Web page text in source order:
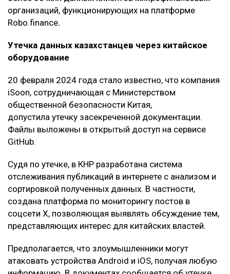
организаций, функционирующих на платформе
Robo.finance.
Утечка данных казахстанцев через китайское
оборудование
20 февраля 2024 года стало известно, что компания
iSoon, сотрудничающая с Министерством
общественной безопасности Китая,
допустила утечку засекреченной документации.
Файлы выложены в открытый доступ на сервисе
GitHub.
Судя по утечке, в КНР разработана система
отслеживания публикаций в интернете с анализом и
сортировкой полученных данных. В частности,
создана платформа по мониторингу постов в
соцсети X, позволяющая выявлять обсуждение тем,
представляющих интерес для китайских властей.
Предполагается, что злоумышленники могут
атаковать устройства Android и iOS, получая любую